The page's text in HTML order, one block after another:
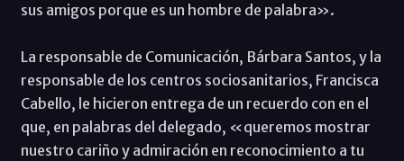
sus amigos porque es un hombre de palabra».
La responsable de Comunicación, Bárbara Santos, y la
responsable de los centros sociosanitarios, Francisca
Cabello, le hicieron entrega de un recuerdo con en el
que, en palabras del delegado, «queremos mostrar
nuestro cariño y admiración en reconocimiento a tu